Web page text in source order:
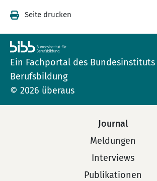
Seite drucken
Ein Fachportal des
Berufsbildung
© 2026 überaus
Journal
Meldungen
Interviews
Publikationen